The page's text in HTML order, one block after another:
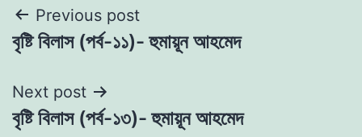
Post
navigation
Previous post
বৃষ্টি বিলাস (পর্ব-১১)- হুমায়ূন আহমেদ
Next post
বৃষ্টি বিলাস (পর্ব-১৩)- হুমায়ূন আহমেদ